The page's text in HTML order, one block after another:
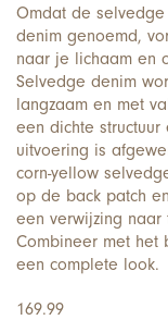
Omdat de
denim genoemd,
naar je lichaam en
Selvedge denim
langzaam en met
een dichte
uitvoering is
corn-yellow
op de back patch
een verwijzing naar
Combineer met het
een complete look.
169.99